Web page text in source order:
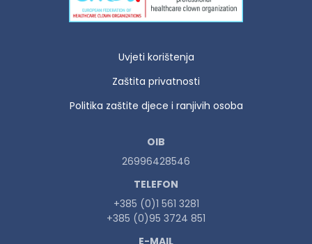
Uvjeti korištenja
Zaštita privatnosti
Politika zaštite djece i ranjivih osoba
OIB
26996428546
TELEFON
+385 (0)1 561 3281
+385 (0)95 3724 851